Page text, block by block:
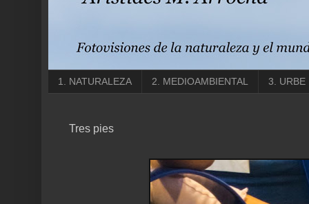
1. NATURALEZA 2. MEDIOAMBIENTAL 3. URBE
Tres pies